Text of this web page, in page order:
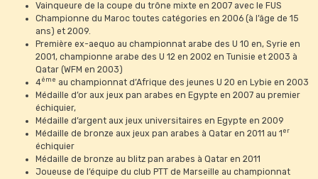
Vainqueure de la coupe du trône mixte en 2007 avec le FUS
Championne du Maroc toutes catégories en 2006 (à l’âge de 15
ans) et 2009.
Première ex-aequo au championnat arabe des U 10 en, Syrie en
2001, championne arabe des U 12 en 2002 en Tunisie et 2003 à
Qatar (WFM en 2003)
4ème au championnat d’Afrique des jeunes U 20 en Lybie en 2003
Médaille d’or aux jeux pan arabes en Egypte en 2007 au premier
échiquier,
Médaille d’argent aux jeux universitaires en Egypte en 2009
Médaille de bronze aux jeux pan arabes à Qatar en 2011 au 1 er
échiquier
Médaille de bronze au blitz pan arabes à Qatar en 2011
Joueuse de l’équipe du club PTT de Marseille au championnat